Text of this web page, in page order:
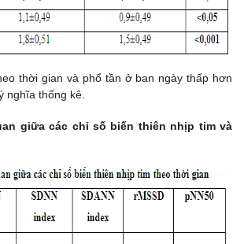
thời gian và phổ tần ở ban ngày thấp hơn
nghĩa thống kê.
giữa các chỉ số biến thiên nhịp tim và